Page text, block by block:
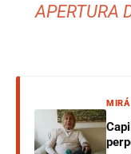
APERTURA